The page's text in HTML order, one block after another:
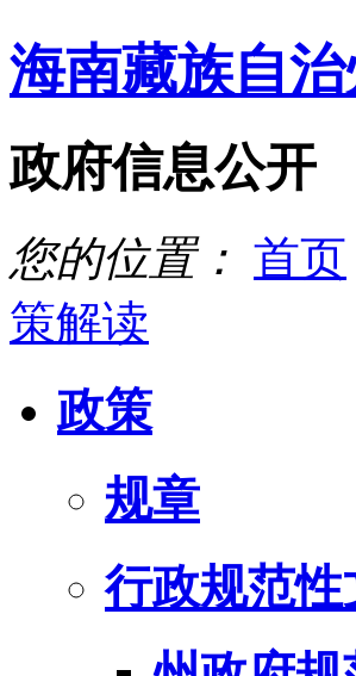
海南藏族自
政府信息公开
您的位置： 首页
策解读
政策
规章
行政规范性